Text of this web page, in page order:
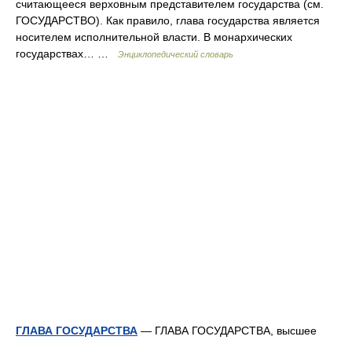
считающееся верховным представителем государства (см.
ГОСУДАРСТВО). Как правило, глава государства является
носителем исполнительной власти. В монархических
государствах… …
Энциклопедический словарь
ГЛАВА ГОСУДАРСТВА — ГЛАВА ГОСУДАРСТВА, высшее